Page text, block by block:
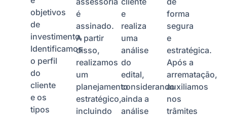
objetivos
de
investimento.
Identificamos
o perfil
do
cliente
e os
tipos
é
assinado.
A partir
disso,
realizamos
um
planejamento
estratégico,
incluindo
e
realiza
uma
análise
do
edital,
considerando
ainda a
análise
forma
segura
e
estratégica.
Após a
arrematação,
auxiliamos
nos
trâmites